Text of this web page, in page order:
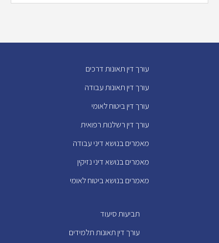
עורך דין תאונות דרכים
עורך דין תאונות עבודה
עורך דין ביטוח לאומי
עורך דין רשלנות רפואית
מאמרים בנושא דיני עבודה
מאמרים בנושא דיני נזיקין
מאמרים בנושא ביטוח לאומי
תביעות סיעוד
עורך דין תאונות תלמידים